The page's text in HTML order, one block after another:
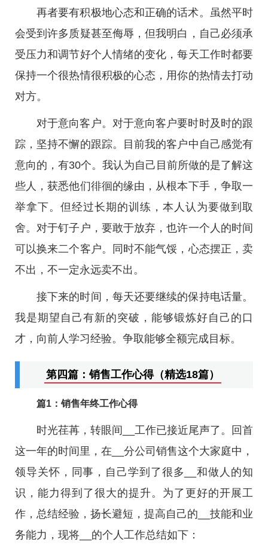
再者要有积极地心态和正确的话术。虽然平时
会受到许多质疑甚至侮辱，但我明白，自己必须承
受压力和调节好个人情绪的变化，每天工作时都要
保持一个很热情很积极的心态，用你的热情去打动
对方。
对于意向客户。对于意向客户要时时及时的跟
踪，坚持不懈的跟踪。目前我的客户中自己感觉有
意向的，有30个。我认为自己目前所做的是了解这
些人，获悉他们徘徊的缘由，从根本下手，争取一
举拿下。但经过长期的训练，本人认为要做到取
舍。对于钉子户，要敢于放弃，也许一个人的时间
可以换来二个客户。同时不能气馁，心态摆正，卖
不出，不一定永远卖不出。
接下来的时间，每天还要继续的保持电话量。
我是期望自己有新的突破，能够锻炼好自己的口
才，向前人学习经验。争取能够全额完成目标。
第四篇：销售工作心得（精选18篇）
篇1：销售年终工作心得
时光荏苒，转眼间__工作已接近尾声了。回首
这一年的时间里，在__分公司销售这个大家庭中，
领导关怀，同事，自己学到了很多__和做人的知
识，能力得到了很大的提升。为了更好的开展工
作，总结经验，扬长避短，提高自己的__技能和业
务能力，现将__的个人工作总结如下：